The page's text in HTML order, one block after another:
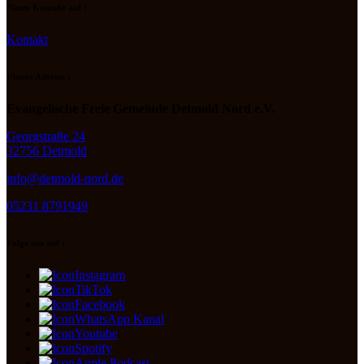
Kontakt
Georgstraße 24
32756 Detmold
info@detmold-nord.de
05231 8791949
Instagram
TikTok
Facebook
WhatsApp Kanal
Youtube
Spotify